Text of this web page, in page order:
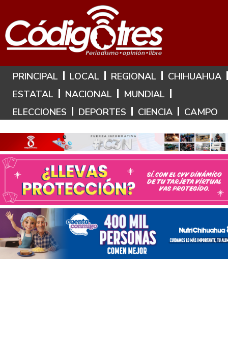
Hoy es: 6 de Agosto de 2026
PRINCIPAL LOCAL REGIONAL
CHIHUAHUA
ESTATAL
NACIONAL
MUNDIAL
ELECCIONES
DEPORTES CIENCIA CAMPO